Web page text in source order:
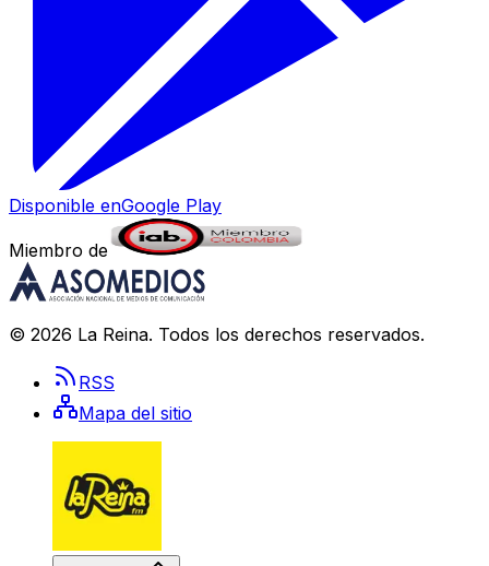
Disponible enGoogle Play
Miembro de
© 2026 La Reina. Todos los derechos reservados.
RSS
Mapa del sitio